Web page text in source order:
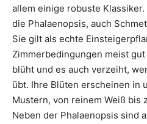
allem einige robuste
die Phalaenopsis, auch
Sie gilt als echte
Zimmerbedingungen meist
blüht und es auch verzeiht,
übt. Ihre Blüten erscheinen in
Mustern, von reinem Weiß bis
Neben der Phalaenopsis sind